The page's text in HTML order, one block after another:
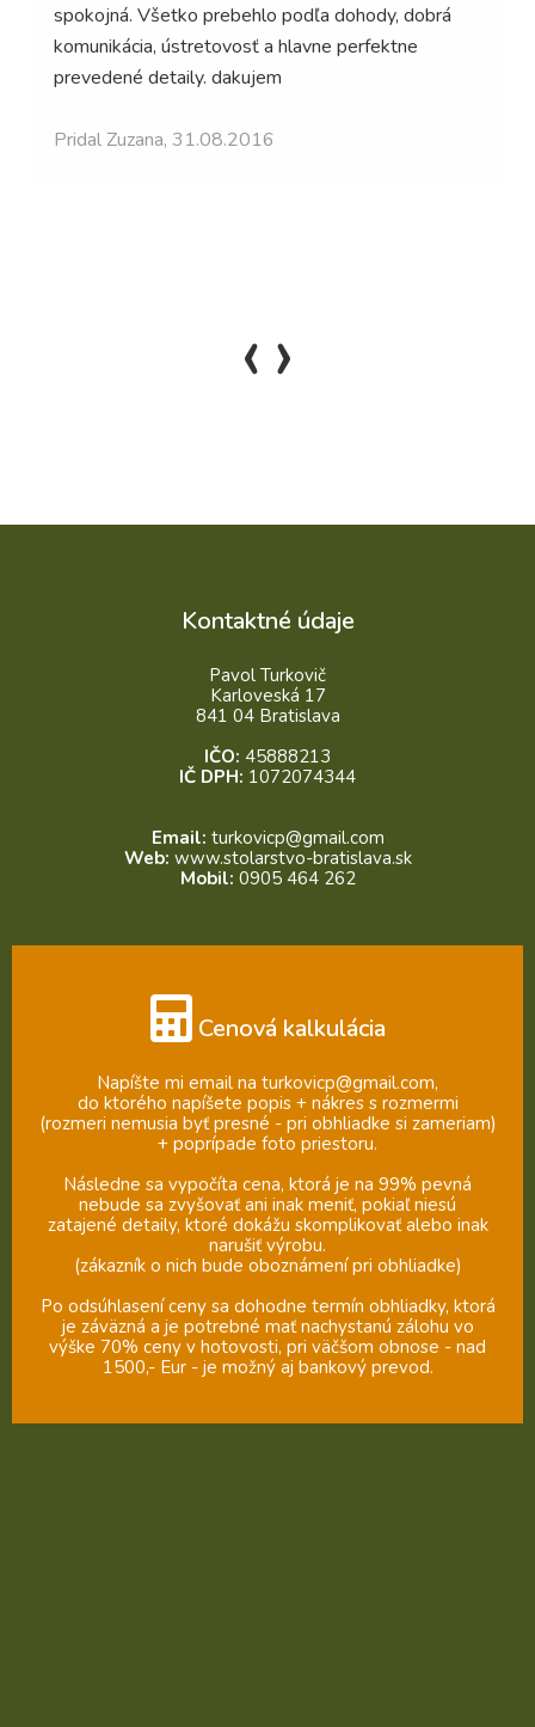
spokojná. Všetko prebehlo podľa dohody, dobrá
komunikácia, ústretovosť a hlavne perfektne
prevedené detaily. dakujem
Pridal Zuzana, 31.08.2016
‹›
Kontaktné údaje
Pavol Turkovič
Karloveská 17
841 04 Bratislava
IČO: 45888213
IČ DPH: 1072074344
Email: turkovicp@gmail.com
Web: www.stolarstvo-bratislava.sk
Mobil: 0905 464 262
Cenová kalkulácia
Napíšte mi email na turkovicp@gmail.com,
do ktorého napíšete popis + nákres s rozmermi
(rozmeri nemusia byť presné - pri obhliadke si zameriam)
+ poprípade foto priestoru.
Následne sa vypočíta cena, ktorá je na 99% pevná
nebude sa zvyšovať ani inak meniť, pokiaľ niesú
zatajené detaily, ktoré dokážu skomplikovať alebo inak
narušiť výrobu.
(zákazník o nich bude oboznámení pri obhliadke)
Po odsúhlasení ceny sa dohodne termín obhliadky, ktorá
je záväzná a je potrebné mať nachystanú zálohu vo
výške 70% ceny v hotovosti, pri väčšom obnose - nad
1500,- Eur - je možný aj bankový prevod.